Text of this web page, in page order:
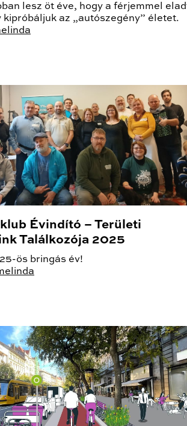
lesz öt éve, hogy a férjemmel
kipróbáljuk az „autószegény” életet.
Évindító – Területi
Találkozója 2025
ös bringás év!